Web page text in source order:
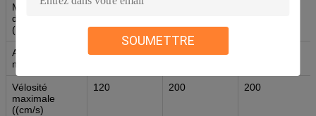
SOUMETTRE
Max.
déplacement
(mm p-p)
38
Accélération
maximale
100 100
Vélosité
maximale
((cm/s)
120 200 200